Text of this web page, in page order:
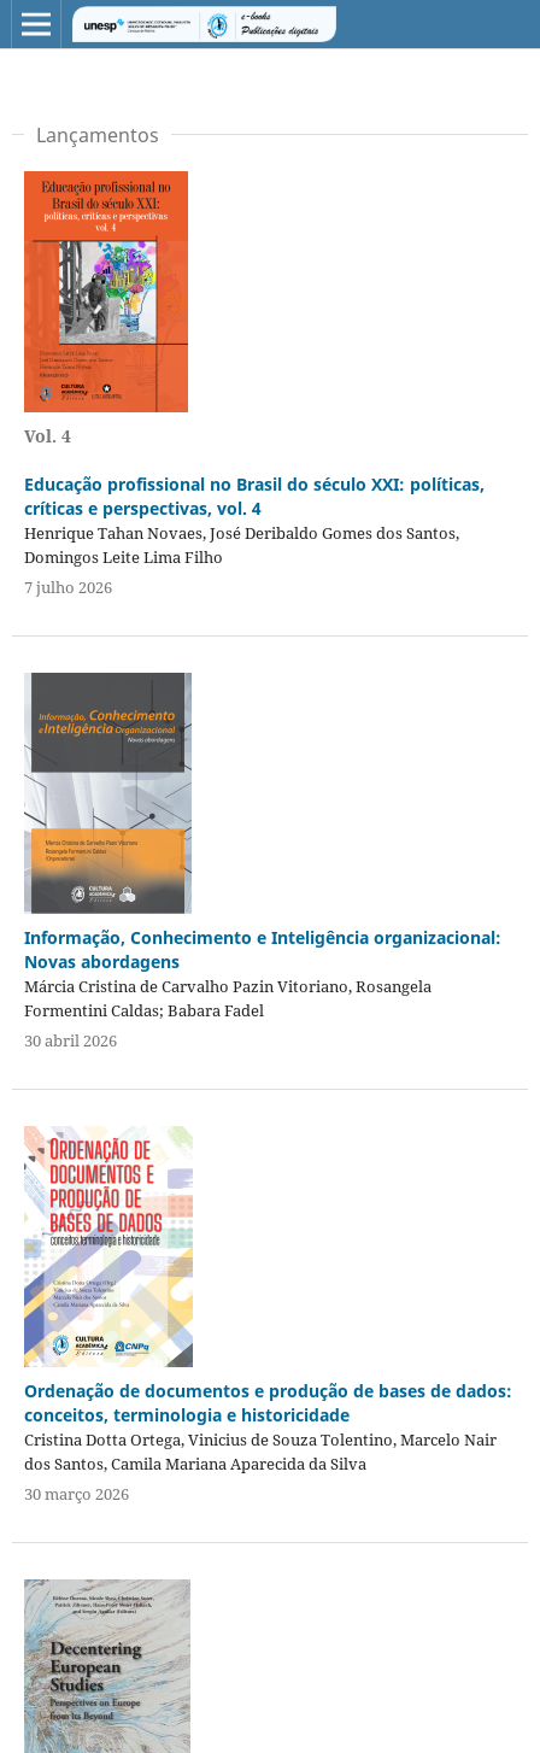
Lançamentos
Vol. 4
Educação profissional no Brasil do século XXI: políticas,
críticas e perspectivas, vol. 4
Henrique Tahan Novaes, José Deribaldo Gomes dos Santos,
Domingos Leite Lima Filho
7 julho 2026
Informação, Conhecimento e Inteligência organizacional:
Novas abordagens
Márcia Cristina de Carvalho Pazin Vitoriano, Rosangela
Formentini Caldas; Babara Fadel
30 abril 2026
Ordenação de documentos e produção de bases de dados:
conceitos, terminologia e historicidade
Cristina Dotta Ortega, Vinicius de Souza Tolentino, Marcelo Nair
dos Santos, Camila Mariana Aparecida da Silva
30 março 2026